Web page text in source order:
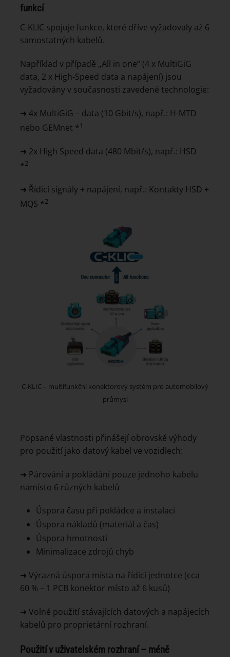
funkcí
C-KLIC spojuje funkce, které dříve vyžadovaly až 6
samostatných kabelů.
Například v případě „All in one“ (4 x MultiGiG
data, 2 x High-Speed data a napájení) jsou
vyžadovány v současnosti zavedené technologie:
➜ 4x MultiGiG – data (10 Gbit/s), např.: H-MTD
nebo GEMnet *1
➜ 2x High Speed data (480 Mbit/s), např.: HSD
*2
➜ Řídicí signály + napájení, např.: Kontakty HSD +
MQS *2
C-KLIC – multifunkční konektorový systém pro automobilový
průmysl
Popsané vlastnosti přinášejí obrovské výhody
pro použití jako datový kabel ve vozidlech:
➜ Párování a pokládání pouze jednoho kabelu
namísto 6 různých kabelů
Úspora času při pokládce a instalaci
Úspora nákladů (materiál a čas)
Úspora hmotnosti
Minimalizace zdrojů chyb
➜ Výrazná úspora místa na řídicí jednotce (cca
60 % – 1 PCB konektor místo až 6 kusů)
➜ Volné použití stávajících datových a napájecích
kabelů pro proprietární rozhraní.
Použití v uživatelském rozhraní – méně